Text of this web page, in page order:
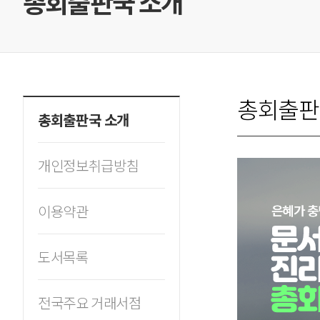
총회출판국 소개
개인정보취급방침
이용약관
도서목록
전국주요 거래서점
총회출